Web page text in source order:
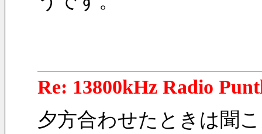
Re: 13800kHz Radio
夕方合わせたときは聞